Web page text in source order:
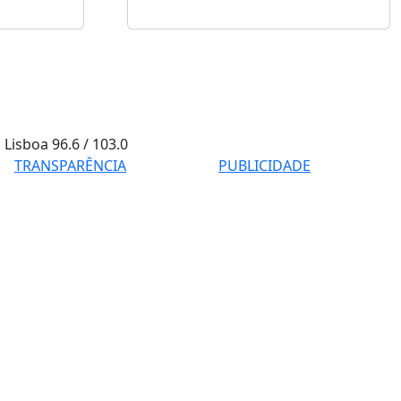
Lisboa96.6 / 103.0
TRANSPARÊNCIA
PUBLICIDADE